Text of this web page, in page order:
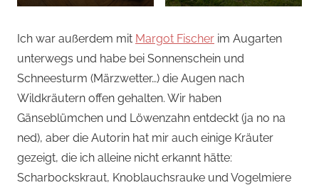
Ich war außerdem mit Margot Fischer im Augarten
unterwegs und habe bei Sonnenschein und
Schneesturm (Märzwetter…) die Augen nach
Wildkräutern offen gehalten. Wir haben
Gänseblümchen und Löwenzahn entdeckt (ja no na
ned), aber die Autorin hat mir auch einige Kräuter
gezeigt, die ich alleine nicht erkannt hätte:
Scharbockskraut, Knoblauchsrauke und Vogelmiere